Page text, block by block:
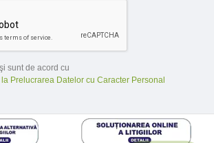
sunt de acord cu
Prelucrarea Datelor cu Caracter Personal